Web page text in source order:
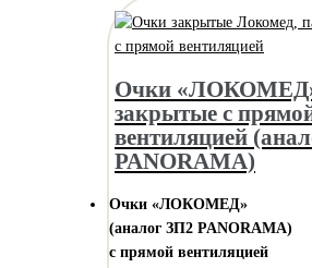
Очки
закрытые с
вентиляцией
PANORAMA)
Очки «ЛОКОМЕД»
(аналог ЗП2 PANORAMA)
с прямой вентиляцией